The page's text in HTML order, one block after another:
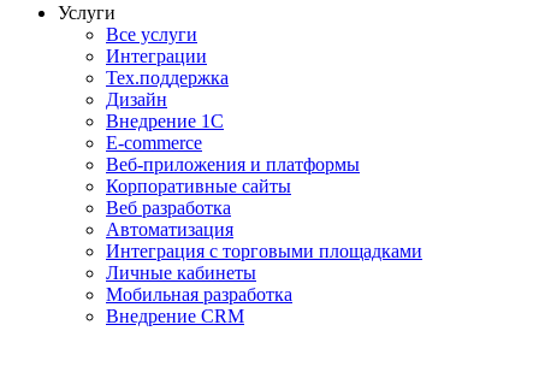
Услуги
Все услуги
Интеграции
Тех.поддержка
Дизайн
Внедрение 1С
E-commerce
Веб-приложения и платформы
Корпоративные сайты
Веб разработка
Автоматизация
Интеграция с торговыми площадками
Личные кабинеты
Мобильная разработка
Внедрение CRM